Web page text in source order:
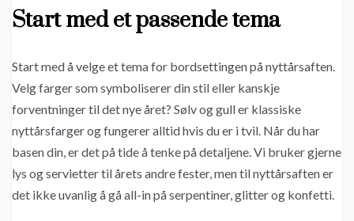
Start med et passende tema
Start med å velge et tema for bordsettingen på nyttårsaften.
Velg farger som symboliserer din stil eller kanskje
forventninger til det nye året? Sølv og gull er klassiske
nyttårsfarger og fungerer alltid hvis du er i tvil. Når du har
basen din, er det på tide å tenke på detaljene. Vi bruker gjerne
lys og servietter til årets andre fester, men til nyttårsaften er
det ikke uvanlig å gå all-in på serpentiner, glitter og konfetti.